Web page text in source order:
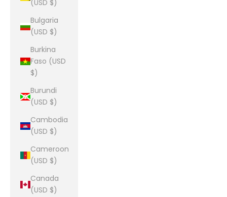
(USD $)
Bulgaria
(USD $)
Burkina
Faso (USD
$)
Burundi
(USD $)
Cambodia
(USD $)
Cameroon
(USD $)
Canada
(USD $)